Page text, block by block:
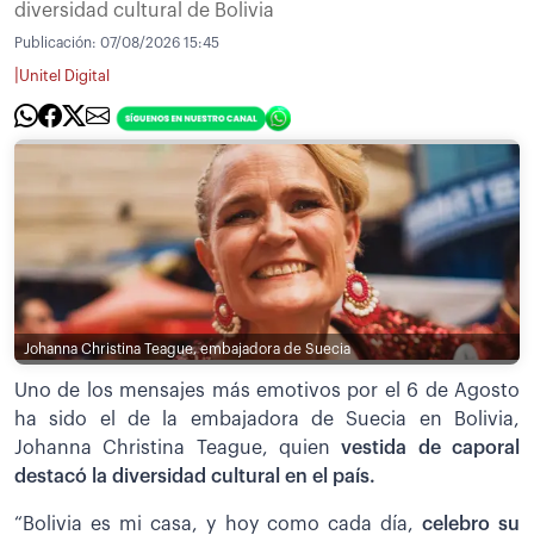
diversidad cultural de Bolivia
Publicación: 07/08/2026 15:45
Unitel Digital
Johanna Christina Teague, embajadora de Suecia
Uno de los mensajes más emotivos por el 6 de Agosto
ha sido el de la embajadora de Suecia en Bolivia,
Johanna Christina Teague, quienvestida de caporal
destacó la diversidad cultural en el país.
“Bolivia es mi casa, y hoy como cada día, celebro su